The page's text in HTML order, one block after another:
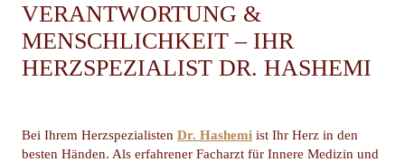
VERANTWORTUNG &
MENSCHLICHKEIT – IHR
HERZSPEZIALIST DR. HASHEMI
Bei Ihrem Herzspezialisten Dr. Hashemi ist Ihr Herz in den
besten Händen. Als erfahrener Facharzt für Innere Medizin und